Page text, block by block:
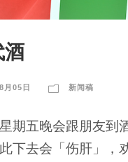
酒
月05日 新闻稿
期五晚会跟朋友到
下去会「伤肝」，